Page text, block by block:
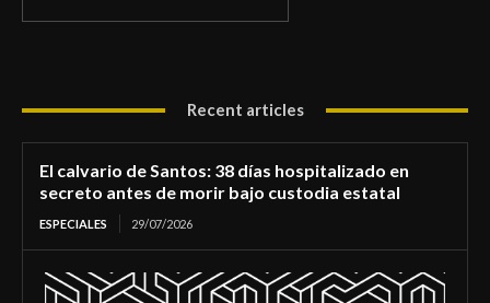
Recent articles
El calvario de Santos: 38 días hospitalizado en
secreto antes de morir bajo custodia estatal
ESPECIALES 29/07/2026